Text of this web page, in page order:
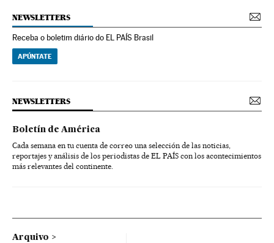
NEWSLETTERS
Receba o boletim diário do EL PAÍS Brasil
APÚNTATE
NEWSLETTERS
Boletín de América
Cada semana en tu cuenta de correo una selección de las noticias,
reportajes y análisis de los periodistas de EL PAÍS con los acontecimientos
más relevantes del continente.
Arquivo